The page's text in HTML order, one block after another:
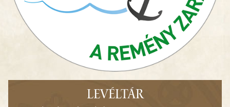
LEVÉLTÁR